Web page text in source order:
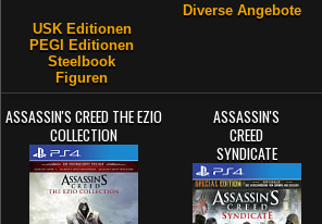
USK Editionen
PEGI Editionen
Steelbook
Figuren
Diverse Angebote
ASSASSIN'S CREED THE EZIO
COLLECTION
ASSASSIN'S
CREED
SYNDICATE